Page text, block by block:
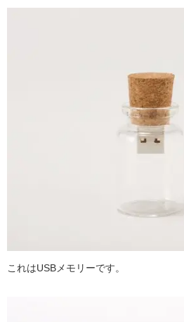
これはUSBメモリーです。